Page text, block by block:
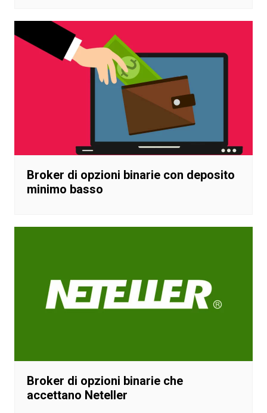
Broker di opzioni binarie con deposito
minimo basso
Broker di opzioni binarie che
accettano Neteller